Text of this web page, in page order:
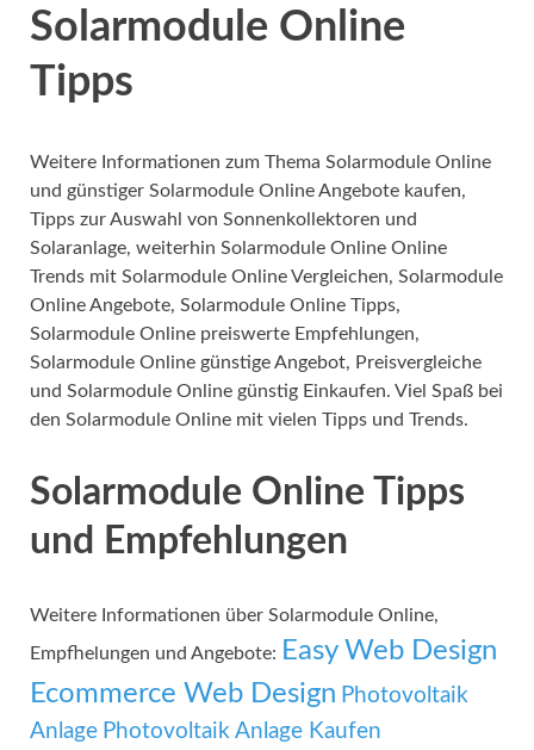
Solarmodule Online
Tipps
Weitere Informationen zum Thema Solarmodule Online
und günstiger Solarmodule Online Angebote kaufen,
Tipps zur Auswahl von Sonnenkollektoren und
Solaranlage, weiterhin Solarmodule Online Online
Trends mit Solarmodule Online Vergleichen, Solarmodule
Online Angebote, Solarmodule Online Tipps,
Solarmodule Online preiswerte Empfehlungen,
Solarmodule Online günstige Angebot, Preisvergleiche
und Solarmodule Online günstig Einkaufen. Viel Spaß bei
den Solarmodule Online mit vielen Tipps und Trends.
Solarmodule Online Tipps
und Empfehlungen
Weitere Informationen über Solarmodule Online,
Empfhelungen und Angebote: Easy Web Design
Ecommerce Web Design Photovoltaik
Anlage Photovoltaik Anlage Kaufen